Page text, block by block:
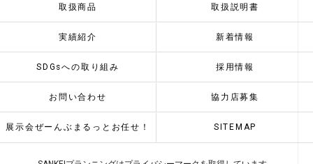
取扱商品 取扱説明書
実績紹介 新着情報
SDGsへの取り組み 採用情報
お問い合わせ 協力店募集
展示会ぜーんぶまるっとお任せ！ SITEMAP